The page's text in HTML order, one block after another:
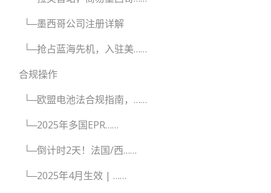
└─墨西哥公司注册详解
└─抢占蓝海先机，入驻美……
合规操作
└─欧盟电池法合规指南，……
└─2025年多国EPR……
└─倒计时2天！法国/西……
└─2025年4月生效 | ……